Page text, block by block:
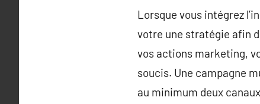
Lorsque vous intégrez
votre une stratégie afin
vos actions marketing,
soucis. Une campagne
au minimum deux